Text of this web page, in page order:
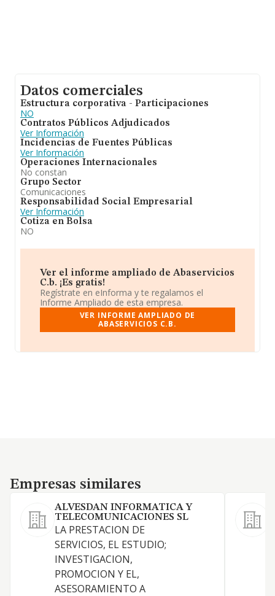
Datos comerciales
Estructura corporativa - Participaciones
NO
Contratos Públicos Adjudicados
Ver Información
Incidencias de Fuentes Públicas
Ver Información
Operaciones Internacionales
No constan
Grupo Sector
Comunicaciones
Responsabilidad Social Empresarial
Ver Información
Cotiza en Bolsa
NO
Ver el informe ampliado de Abaservicios
C.b. ¡Es gratis!
Regístrate en eInforma y te regalamos el
Informe Ampliado de esta empresa.
VER INFORME AMPLIADO DE
ABASERVICIOS C.B.
Empresas similares
Empresas similares
ALVESDAN INFORMATICA Y
TELECOMUNICACIONES SL
LA PRESTACION DE
SERVICIOS, EL ESTUDIO;
INVESTIGACION,
PROMOCION Y EL,
ASESORAMIENTO A